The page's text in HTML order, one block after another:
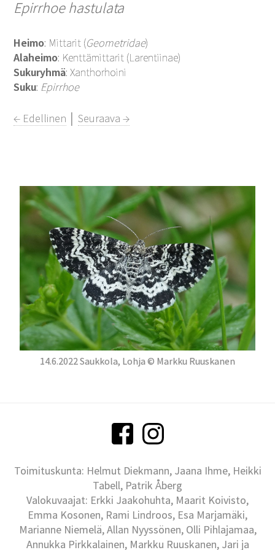
Epirrhoe hastulata
Heimo: Mittarit (Geometridae)
Alaheimo: Kenttämittarit (Larentiinae)
Sukuryhmä: Xanthorhoini
Suku: Epirrhoe
← Edellinen │Seuraava →
14.6.2022 Saukkola, Lohja © Markku Ruuskanen
Toimituskunta: Helmut Diekmann, Jaana Ihme, Heikki
Tabell, Patrik Åberg
Valokuvaajat: Erkki Jaakohuhta, Maarit Koivisto,
Emma Kosonen, Rami Lindroos, Esa Marjamäki,
Marianne Niemelä, Allan Nyyssönen, Olli Pihlajamaa,
Annukka Pirkkalainen, Markku Ruuskanen, Jari ja